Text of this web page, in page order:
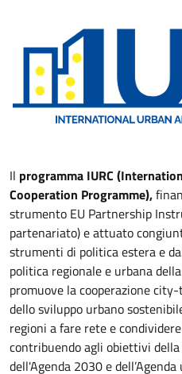
Il programma IURC
Cooperation Programme),
strumento EU Partnership
partenariato) e attuato
strumenti di politica estera e
politica regionale e urbana
promuove la cooperazione
dello sviluppo urbano
regioni a fare rete e
contribuendo agli obiettivi della
dell'Agenda 2030 e